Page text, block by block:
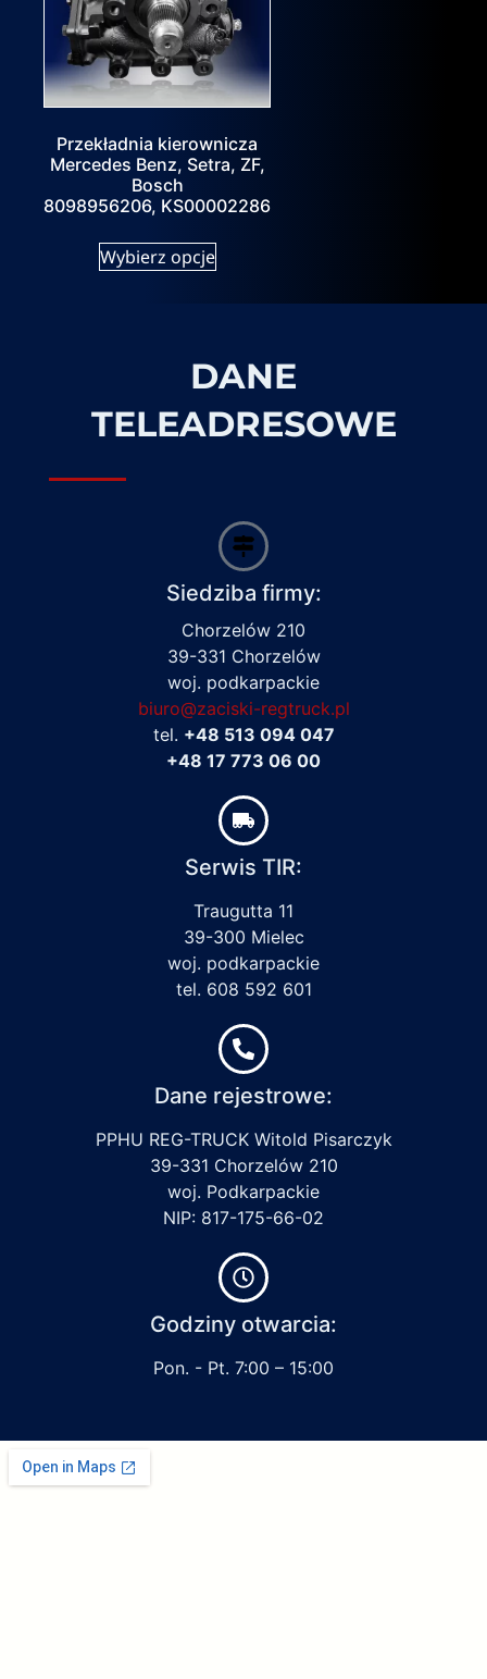
Przekładnia kierownicza
Mercedes Benz, Setra, ZF,
Bosch
8098956206, KS00002286
Wybierz opcje
DANE
TELEADRESOWE
Siedziba firmy:
Chorzelów 210
39-331 Chorzelów
woj. podkarpackie
biuro@zaciski-regtruck.pl
tel. +48 513 094 047
+48 17 773 06 00
Serwis TIR:
Traugutta 11
39-300 Mielec
woj. podkarpackie
tel. 608 592 601
Dane rejestrowe:
PPHU REG-TRUCK Witold Pisarczyk
39-331 Chorzelów 210
woj. Podkarpackie
NIP: 817-175-66-02
Godziny otwarcia:
Pon. - Pt. 7:00 – 15:00